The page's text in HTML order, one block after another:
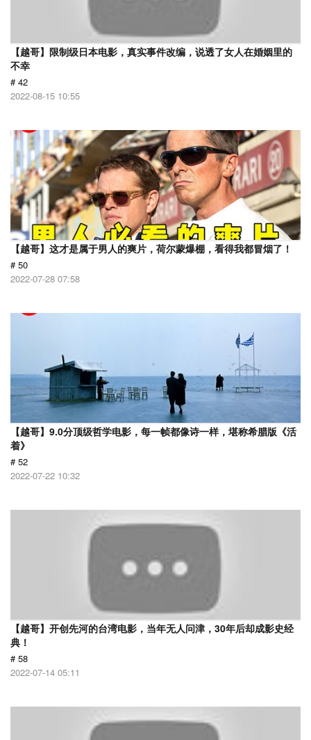
【越哥】限制级日本电影，真实事件改编，说透了女人在婚姻里的
不幸
# 42
2022-08-15 10:55
【越哥】这才是属于男人的爽片，荷尔蒙爆棚，看得我都冒烟了！
# 50
2022-07-28 07:58
【越哥】9.0分顶级哲学电影，每一帧都像诗一样，堪称希腊版《活
着》
# 52
2022-07-22 10:32
【越哥】开创先河的台湾电影，当年无人问津，30年后却成影史经
典！
# 58
2022-07-14 05:11